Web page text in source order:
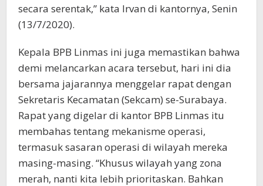
secara serentak,” kata Irvan di kantornya, Senin
(13/7/2020).
Kepala BPB Linmas ini juga memastikan bahwa
demi melancarkan acara tersebut, hari ini dia
bersama jajarannya menggelar rapat dengan
Sekretaris Kecamatan (Sekcam) se-Surabaya.
Rapat yang digelar di kantor BPB Linmas itu
membahas tentang mekanisme operasi,
termasuk sasaran operasi di wilayah mereka
masing-masing. “Khusus wilayah yang zona
merah, nanti kita lebih prioritaskan. Bahkan